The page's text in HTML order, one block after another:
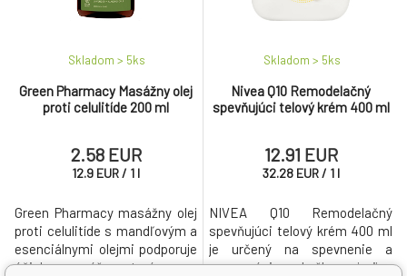
Green Pharmacy Masážny olej
proti celulitíde 200 ml
Skladom > 5ks
2.58 EUR
12.9 EUR/ 1 l
Green Pharmacy masážny olej
proti celulitíde s mandľovým a
esenciálnymi olejmi podporuje
účinky masáže, stará sa o
Nivea Q10 Remodelačný
spevňujúci telový krém 400 ml
Skladom > 5ks
12.91 EUR
32.28 EUR / 1 l
NIVEA Q10 Remodelačný
spevňujúci telový krém 400 ml
je určený na spevnenie a
regeneráciu pokožky najmä v